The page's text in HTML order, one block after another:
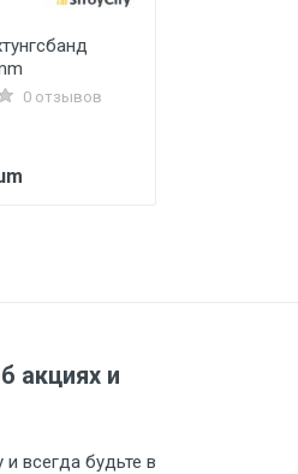
0 отзывов
акциях и
всегда будьте в